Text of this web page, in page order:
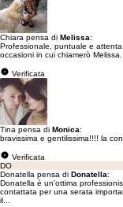
Chiara pensa di Melissa:
Professionale, puntuale e
occasioni in cui chiamerò
Verificata
Tina pensa di Monica:
bravissima e gentilissima!!!! la
Verificata
DO
Donatella pensa di Donatella:
Donatella è un'ottima
contattata per una serata
il...